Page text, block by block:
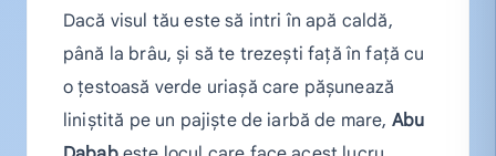
Dacă visul tău este să intri în apă caldă,
până la brâu, și să te trezești față în față cu
o țestoasă verde uriașă care pășunează
liniștită pe un pajiște de iarbă de mare, Abu